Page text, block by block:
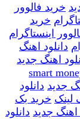
خرید فالوور
خرید
اینستاگرام
دانلود اهنگ
اهنگ جدید
smart
جدید دانلود
لینک خرید بک
اهنگ جدید دانلود